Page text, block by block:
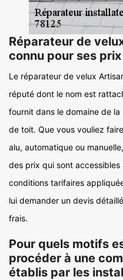
Réparateur de
connu pour ses
Le réparateur de velux
réputé dont le nom est
fournit dans le domaine de
de toit. Que vous vouliez
alu, automatique ou
des prix qui sont
conditions tarifaires
lui demander un devis
frais.
Pour quels motifs
procéder à une
établis par les